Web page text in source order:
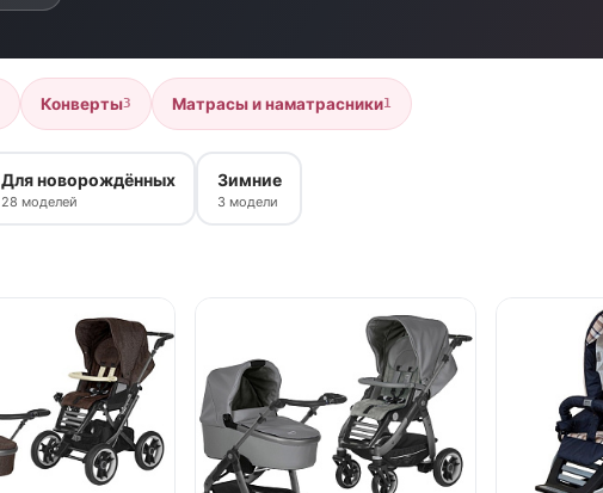
Конверты3 Матрасы и наматрасники1
Для новорождённых
28 моделей
Зимние
3 модели
нет в